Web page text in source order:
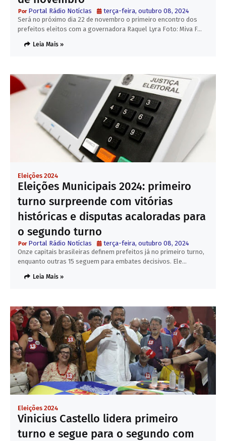
Portal Rádio NotícIas
terça-feira, outubro 08, 2024
Será no próximo dia 22 de novembro o primeiro encontro dos
prefeitos eleitos com a governadora Raquel Lyra Foto: Miva F…
Leia Mais »
Eleições 2024
Eleições Municipais 2024: primeiro
turno surpreende com vitórias
históricas e disputas acaloradas para
o segundo turno
Portal Rádio NotícIas
terça-feira, outubro 08, 2024
Onze capitais brasileiras definem prefeitos já no primeiro turno,
enquanto outras 15 seguem para embates decisivos. Ele…
Leia Mais »
Eleições 2024
Vinicius Castello lidera primeiro
turno e segue para o segundo com